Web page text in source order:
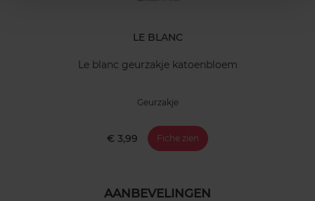
LE BLANC
Le blanc geurzakje katoenbloem
Geurzakje
€ 3,99 Fiche zien
AANBEVELINGEN